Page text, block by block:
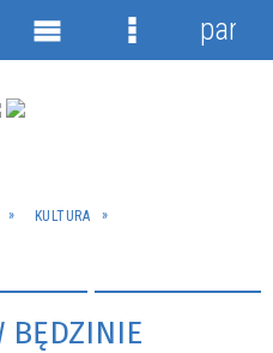
KULTURA
BĘDZINIE
Menu
Menu
panel